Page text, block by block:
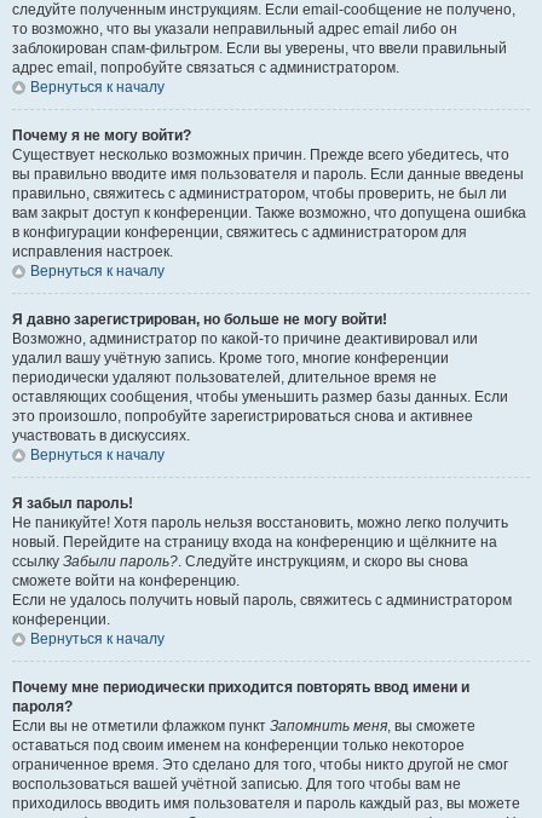
следуйте полученным инструкциям. Если email-сообщение не получено,
то возможно, что вы указали неправильный адрес email либо он
заблокирован спам-фильтром. Если вы уверены, что ввели правильный
адрес email, попробуйте связаться с администратором.
Вернуться к началу
Почему я не могу войти?
Существует несколько возможных причин. Прежде всего убедитесь, что
вы правильно вводите имя пользователя и пароль. Если данные введены
правильно, свяжитесь с администратором, чтобы проверить, не был ли
вам закрыт доступ к конференции. Также возможно, что допущена ошибка
в конфигурации конференции, свяжитесь с администратором для
исправления настроек.
Вернуться к началу
Я давно зарегистрирован, но больше не могу войти!
Возможно, администратор по какой-то причине деактивировал или
удалил вашу учётную запись. Кроме того, многие конференции
периодически удаляют пользователей, длительное время не
оставляющих сообщения, чтобы уменьшить размер базы данных. Если
это произошло, попробуйте зарегистрироваться снова и активнее
участвовать в дискуссиях.
Вернуться к началу
Я забыл пароль!
Не паникуйте! Хотя пароль нельзя восстановить, можно легко получить
новый. Перейдите на страницу входа на конференцию и щёлкните на
ссылку Забыли пароль?. Следуйте инструкциям, и скоро вы снова
сможете войти на конференцию.
Если не удалось получить новый пароль, свяжитесь с администратором
конференции.
Вернуться к началу
Почему мне периодически приходится повторять ввод имени и
пароля?
Если вы не отметили флажком пункт Запомнить меня, вы сможете
оставаться под своим именем на конференции только некоторое
ограниченное время. Это сделано для того, чтобы никто другой не смог
воспользоваться вашей учётной записью. Для того чтобы вам не
приходилось вводить имя пользователя и пароль каждый раз, вы можете